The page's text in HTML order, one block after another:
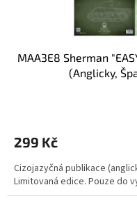
MAA3E8 Sherman
(Anglicky,
299 Kč
Cizojazyčná publikace
Limitovaná edice. Pouze do